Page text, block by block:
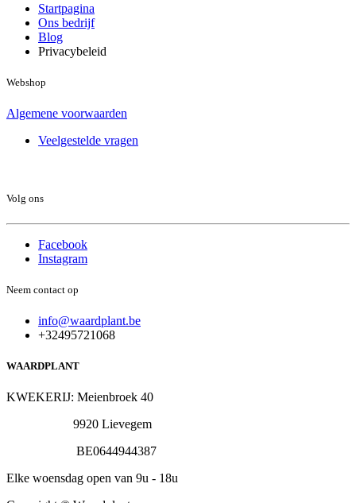
Startpagina
Ons bedrijf
Blog
Privacybeleid
Webshop
Algemene voorwaarden
Veelgestelde vragen
Volg ons
Facebook
Instagram
Neem contact op
info@waardplant.be
+32495721068
WAARDPLANT
KWEKERIJ: Meienbroek 40
9920 Lievegem
BE0644944387
Elke woensdag open van 9u - 18u